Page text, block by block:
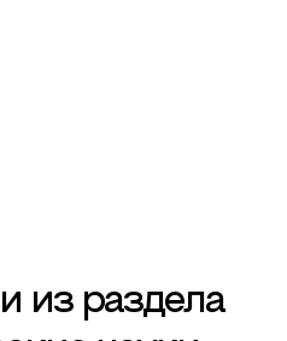
из раздела